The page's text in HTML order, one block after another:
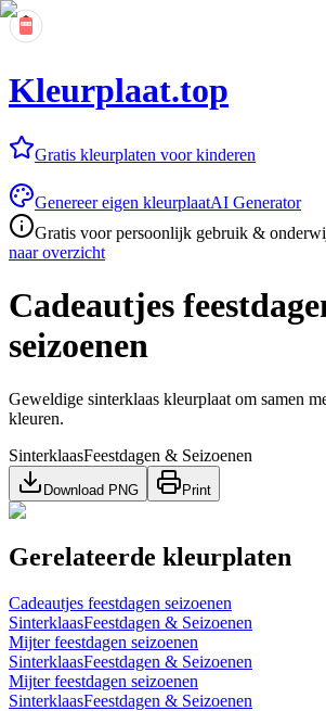
Kleurplaat.top
Gratis kleurplaten voor kinderen
Genereer eigen kleurplaatAI Generator
Gratis voor persoonlijk gebruik &
naar overzicht
Cadeautjes
seizoenen
Geweldige sinterklaas kleurplaat om samen
kleuren.
SinterklaasFeestdagen & Seizoenen
Download PNG Print
Gerelateerde kleurplaten
Cadeautjes feestdagen seizoenen
SinterklaasFeestdagen & Seizoenen
Mijter feestdagen seizoenen
SinterklaasFeestdagen & Seizoenen
Mijter feestdagen seizoenen
SinterklaasFeestdagen & Seizoenen